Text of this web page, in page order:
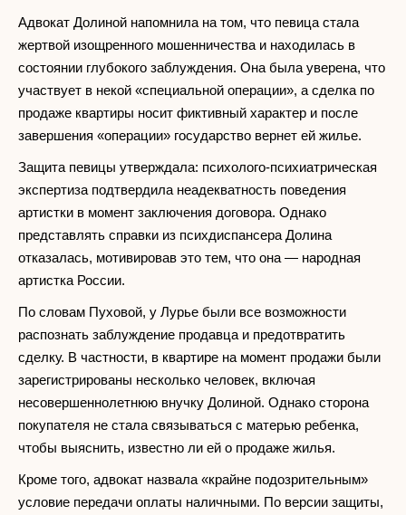
Адвокат Долиной напомнила на том, что певица стала
жертвой изощренного мошенничества и находилась в
состоянии глубокого заблуждения. Она была уверена, что
участвует в некой «специальной операции», а сделка по
продаже квартиры носит фиктивный характер и после
завершения «операции» государство вернет ей жилье.
Защита певицы утверждала: психолого-психиатрическая
экспертиза подтвердила неадекватность поведения
артистки в момент заключения договора. Однако
представлять справки из психдиспансера Долина
отказалась, мотивировав это тем, что она — народная
артистка России.
По словам Пуховой, у Лурье были все возможности
распознать заблуждение продавца и предотвратить
сделку. В частности, в квартире на момент продажи были
зарегистрированы несколько человек, включая
несовершеннолетнюю внучку Долиной. Однако сторона
покупателя не стала связываться с матерью ребенка,
чтобы выяснить, известно ли ей о продаже жилья.
Кроме того, адвокат назвала «крайне подозрительным»
условие передачи оплаты наличными. По версии защиты,